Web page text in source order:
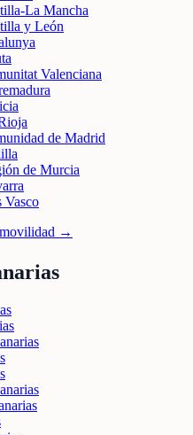
La Mancha
y León
Valenciana
de Madrid
de Murcia
Vasco
→